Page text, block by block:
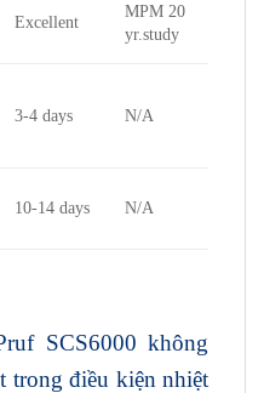
Excellent
MPM 20
yr.study
3-4 days N/A
10-14 days N/A
SCS6000 không
trong điều kiện nhiệt